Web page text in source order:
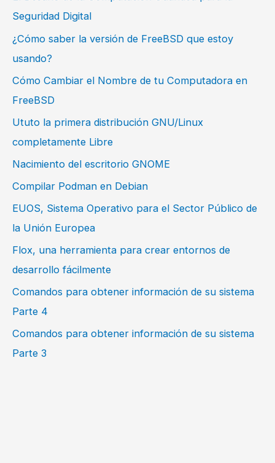
Seguridad Digital
¿Cómo saber la versión de FreeBSD que estoy
usando?
Cómo Cambiar el Nombre de tu Computadora en
FreeBSD
Ututo la primera distribución GNU/Linux
completamente Libre
Nacimiento del escritorio GNOME
Compilar Podman en Debian
EUOS, Sistema Operativo para el Sector Público de
la Unión Europea
Flox, una herramienta para crear entornos de
desarrollo fácilmente
Comandos para obtener información de su sistema
Parte 4
Comandos para obtener información de su sistema
Parte 3